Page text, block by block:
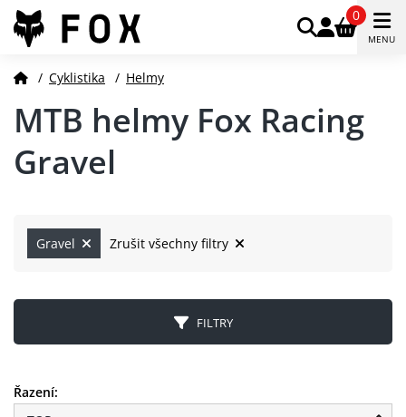
0
MENU
/ Cyklistika / Helmy
MTB helmy Fox Racing
Gravel
Gravel Zrušit všechny filtry
FILTRY
Řazení: